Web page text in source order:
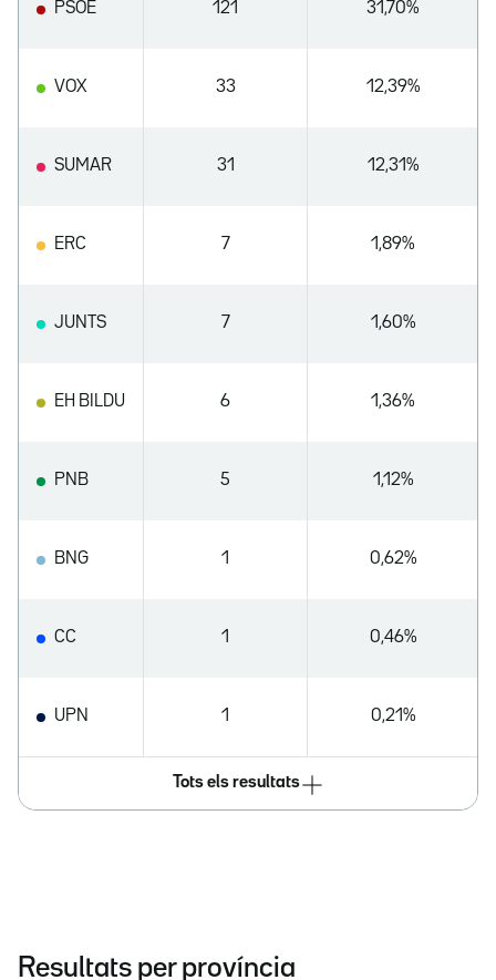
PSOE 121 31,70%
VOX 33 12,39%
SUMAR 31 12,31%
ERC 7 1,89%
JUNTS 7 1,60%
EH BILDU 6 1,36%
PNB 5 1,12%
BNG 1 0,62%
CC 1 0,46%
UPN 1 0,21%
Tots els resultats
Resultats per província